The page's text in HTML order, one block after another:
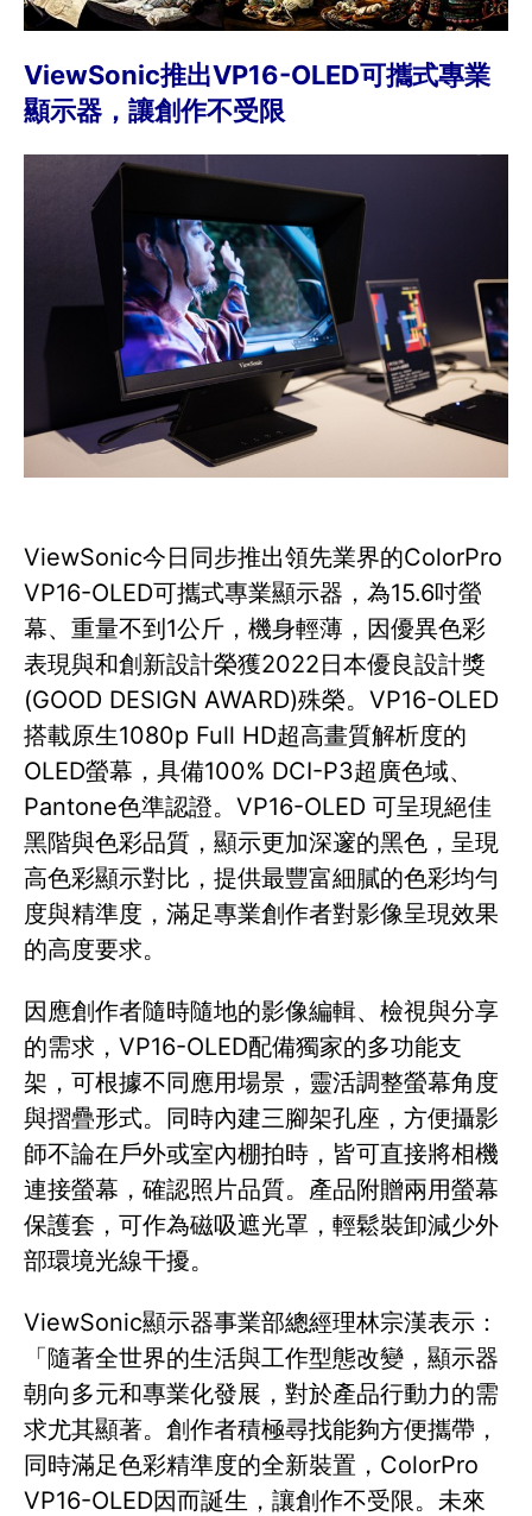
ViewSonic推出VP16-OLED可攜式專業
顯示器，讓創作不受限
ViewSonic今日同步推出領先業界的ColorPro
VP16-OLED可攜式專業顯示器，為15.6吋螢
幕、重量不到1公斤，機身輕薄，因優異色彩
表現與和創新設計榮獲2022日本優良設計獎
(GOOD DESIGN AWARD)殊榮。VP16-OLED
搭載原生1080p Full HD超高畫質解析度的
OLED螢幕，具備100% DCI-P3超廣色域、
Pantone色準認證。VP16-OLED 可呈現絕佳
黑階與色彩品質，顯示更加深邃的黑色，呈現
高色彩顯示對比，提供最豐富細膩的色彩均勻
度與精準度，滿足專業創作者對影像呈現效果
的高度要求。
因應創作者隨時隨地的影像編輯、檢視與分享
的需求，VP16-OLED配備獨家的多功能支
架，可根據不同應用場景，靈活調整螢幕角度
與摺疊形式。同時內建三腳架孔座，方便攝影
師不論在戶外或室內棚拍時，皆可直接將相機
連接螢幕，確認照片品質。產品附贈兩用螢幕
保護套，可作為磁吸遮光罩，輕鬆裝卸減少外
部環境光線干擾。
ViewSonic顯示器事業部總經理林宗漢表示：
「隨著全世界的生活與工作型態改變，顯示器
朝向多元和專業化發展，對於產品行動力的需
求尤其顯著。創作者積極尋找能夠方便攜帶，
同時滿足色彩精準度的全新裝置，ColorPro
VP16-OLED因而誕生，讓創作不受限。未來